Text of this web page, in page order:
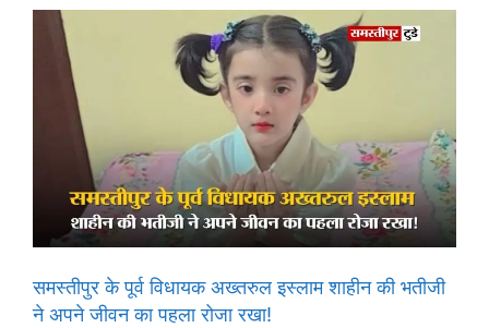
समस्तीपुर के पूर्व विधायक अख्तरुल इस्लाम शाहीन की भतीजी
ने अपने जीवन का पहला रोजा रखा!